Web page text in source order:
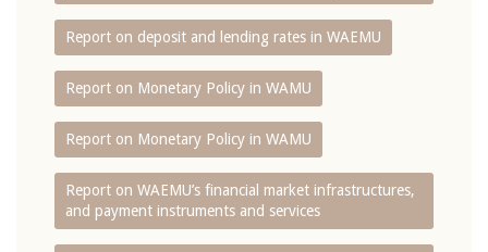
Report on deposit and lending rates in WAEMU
Report on Monetary Policy in WAMU
Report on Monetary Policy in WAMU
Report on WAEMU’s financial market infrastructures,
and payment instruments and services